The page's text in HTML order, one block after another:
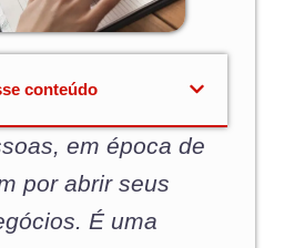
conteúdo
em época de
por abrir seus
É uma